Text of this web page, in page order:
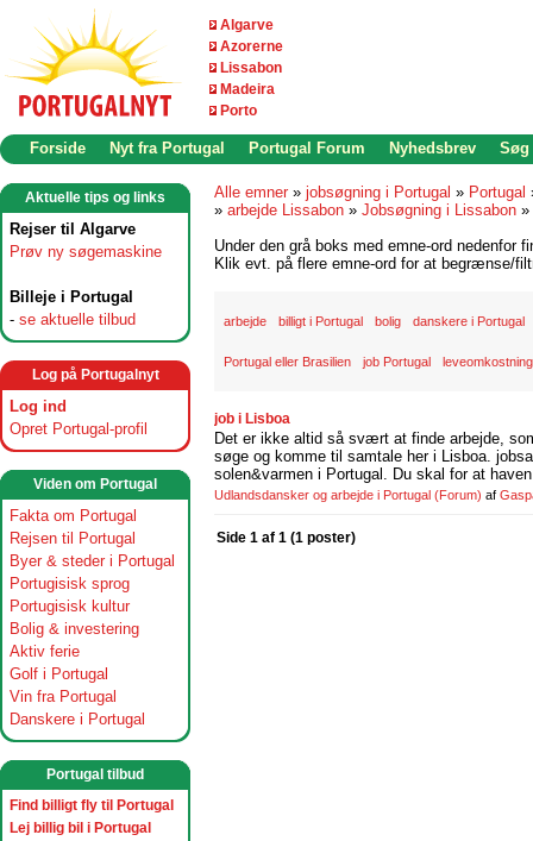
Algarve
Azorerne
Lissabon
Madeira
Porto
Forside Nyt fra Portugal Portugal Forum Nyhedsbrev Søg
Aktuelle tips og links
Rejser til Algarve
Prøv ny søgemaskine
Billeje i Portugal
- se aktuelle tilbud
Log på Portugalnyt
Log ind
Opret Portugal-profil
Viden om Portugal
Fakta om Portugal
Rejsen til Portugal
Byer & steder i Portugal
Portugisisk sprog
Portugisisk kultur
Bolig & investering
Aktiv ferie
Golf i Portugal
Vin fra Portugal
Danskere i Portugal
Portugal tilbud
Find billigt fly til Portugal
Lej billig bil i Portugal
Alle emner » jobsøgning i Portugal » Portugal
» arbejde Lissabon » Jobsøgning i Lissabon »
Under den grå boks med emne-ord nedenfor
Klik evt. på flere emne-ord for at begrænse/
arbejde billigt i Portugal bolig danskere i Portugal
Portugal eller Brasilien job Portugal
job i Lisboa
Det er ikke altid så svært at finde arbejde,
søge og komme til samtale her i Lisboa.
solen&varmen i Portugal. Du skal for at
Udlandsdansker og arbejde i Portugal (Forum) af
Side 1 af 1 (1 poster)